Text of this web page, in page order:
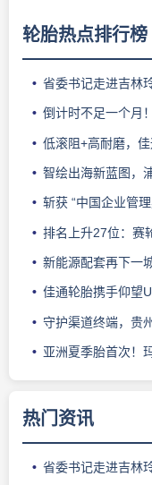
轮胎热点排行榜
省委书记走进吉林
倒计时不足一个月
低滚阻+高耐磨，
智绘出海新蓝图，
斩获 “中国企业管
排名上升27位：赛
新能源配套再下一
佳通轮胎携手仰望
守护渠道终端，贵州
亚洲夏季胎首次！
热门资讯
省委书记走进吉林